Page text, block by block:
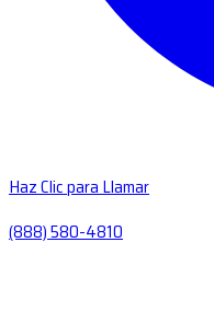
Haz Clic para Llamar
(888) 580-4810